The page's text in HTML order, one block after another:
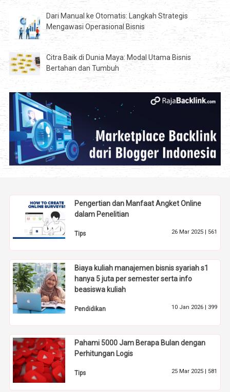
Dari Manual ke Otomatis: Langkah Strategis
Mengawasi Operasional Bisnis
Citra Baik di Dunia Maya: Modal Utama Bisnis
Bertahan dan Tumbuh
Pengertian dan Manfaat Angket Online
dalam Penelitian
Tips 26 Mar 2025 | 561
Biaya kuliah manajemen bisnis syariah s1
hanya 5 juta per semester serta info
beasiswa kuliah
Pendidikan 10 Jan 2026 | 399
Pahami 5000 Jam Berapa Bulan dengan
Perhitungan Logis
Tips 25 Mar 2025 | 581